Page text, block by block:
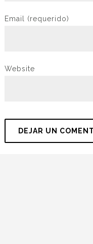
Email (requerido)
Website